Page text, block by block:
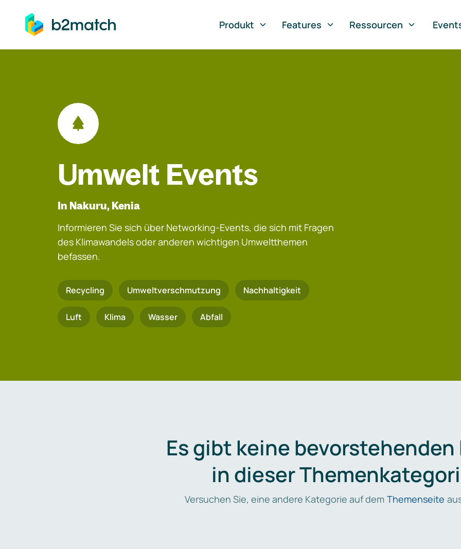
springen
Produkt
Features Ressourcen
Umwelt Events
In Nakuru, Kenia
Informieren Sie sich über Networking-Events, die sich mit Fragen
des Klimawandels oder anderen wichtigen Umweltthemen
befassen.
Recycling Umweltverschmutzung Nachhaltigkeit
Luft Klima Wasser Abfall
Es gibt keine bevorstehenden
in dieser
Versuchen Sie, eine andere Kategorie auf dem Themenseite